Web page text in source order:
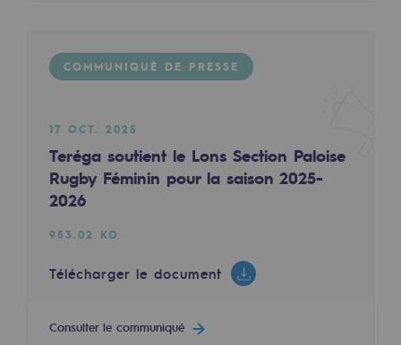
Nouveaux usages
Espace pédagogique
Espace pédagogique
2050 : un monde d’énergies
CCUS Objectif Zéro CO2
Objectif Biométhane
COMMUNIQUÉ DE PRESSE
17 OCT. 2025
Teréga soutient le Lons Section Paloise
Rugby Féminin pour la saison 2025-
2026
953.02 KO
Télécharger le document
Consulter le communiqué